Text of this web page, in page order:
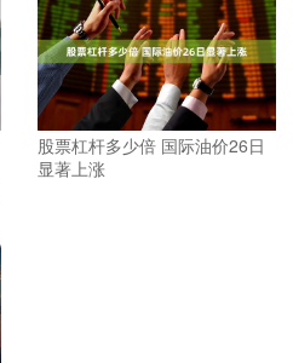
股票杠杆多少倍 国际油价26日
显著上涨